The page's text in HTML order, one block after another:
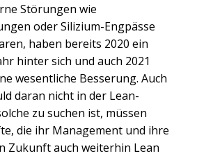
Störungen wie
oder Silizium-Engpässe
haben bereits 2020 ein
hinter sich und auch 2021
wesentliche Besserung. Auch
daran nicht in der Lean-
zu suchen ist, müssen
die ihr Management und ihre
Zukunft auch weiterhin Lean